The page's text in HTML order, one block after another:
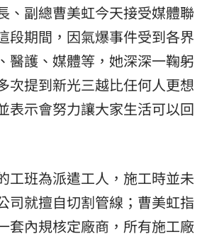
、副總曹美虹今天接受媒體聯
段期間，因氣爆事件受到各界
醫護、媒體等，她深深一鞠躬
次提到新光三越比任何人更想
表示會努力讓大家生活可以回
工班為派遣工人，施工時並未
司就擅自切割管線；曹美虹指
套內規核定廠商，所有施工廠